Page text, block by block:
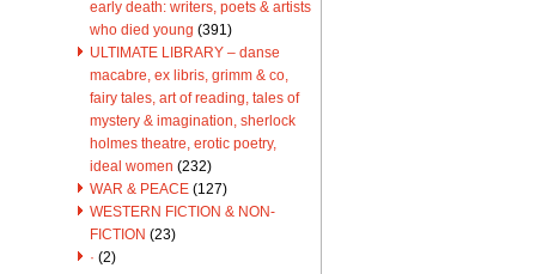
early death: writers, poets & artists
who died young (391)
ULTIMATE LIBRARY – danse
macabre, ex libris, grimm & co,
fairy tales, art of reading, tales of
mystery & imagination, sherlock
holmes theatre, erotic poetry,
ideal women (232)
WAR & PEACE (127)
WESTERN FICTION & NON-
FICTION (23)
· (2)